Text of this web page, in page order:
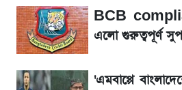
ঘোষ
শেখ হাসিনার দেশে ফেরা
ফারহানা
BCB
এলো গুরুত্বপূর্ণ
'এমবাপ্পে